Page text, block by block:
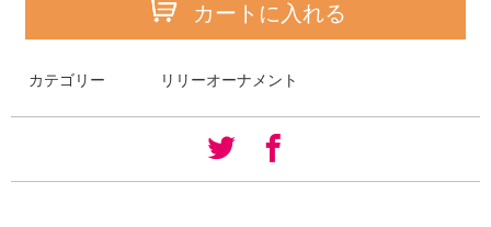
カートに入れる
カテゴリー リリーオーナメント